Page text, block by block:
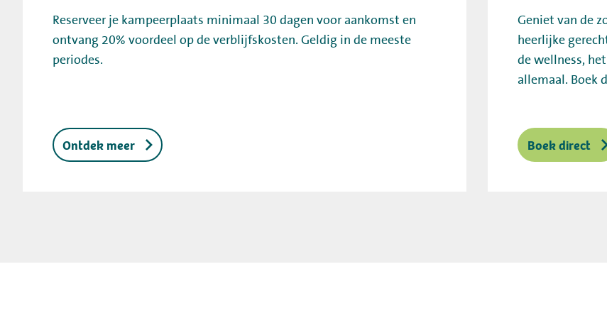
Reserveer je kampeerplaats minimaal 30 dagen voor aankomst en
ontvang 20% voordeel op de verblijfskosten. Geldig in de meeste
periodes.
Ontdek meer
Geniet van de
heerlijke
de wellness,
allemaal. Boek
Boek direct